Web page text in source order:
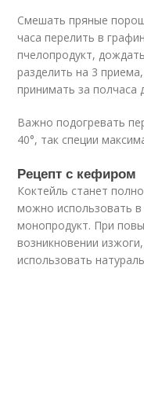
Смешать пряные
часа перелить в
пчелопродукт,
разделить на 3
принимать за полчаса
Важно подогревать
40°, так специи
Рецепт с кефиром
Коктейль станет
можно использовать в
монопродукт. При
возникновении
использовать